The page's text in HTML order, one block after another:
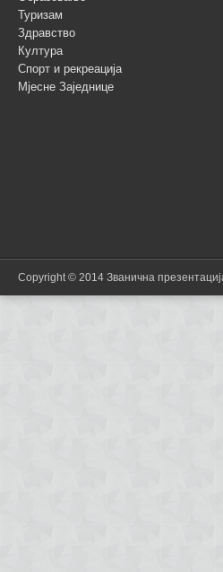
Туризам
Здравство
Култура
Спорт и рекреација
Мјесне Заједнице
Copyright © 2014 Званична